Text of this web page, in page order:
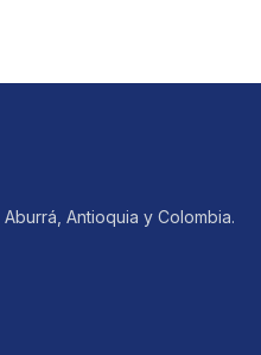
Antioquia y Colombia.